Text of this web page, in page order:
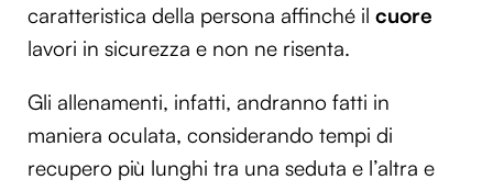
caratteristica della persona affinché il cuore
lavori in sicurezza e non ne risenta.
Gli allenamenti, infatti, andranno fatti in
maniera oculata, considerando tempi di
recupero più lunghi tra una seduta e l’altra e